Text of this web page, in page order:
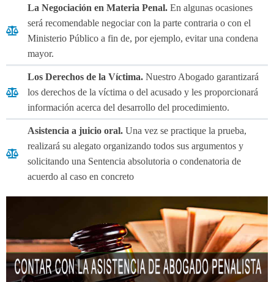
La Negociación en Materia Penal. En algunas ocasiones
será recomendable negociar con la parte contraria o con el
Ministerio Público a fin de, por ejemplo, evitar una condena
mayor.
Los Derechos de la Víctima. Nuestro Abogado garantizará
los derechos de la víctima o del acusado y les proporcionará
información acerca del desarrollo del procedimiento.
Asistencia a juicio oral. Una vez se practique la prueba,
realizará su alegato organizando todos sus argumentos y
solicitando una Sentencia absolutoria o condenatoria de
acuerdo al caso en concreto